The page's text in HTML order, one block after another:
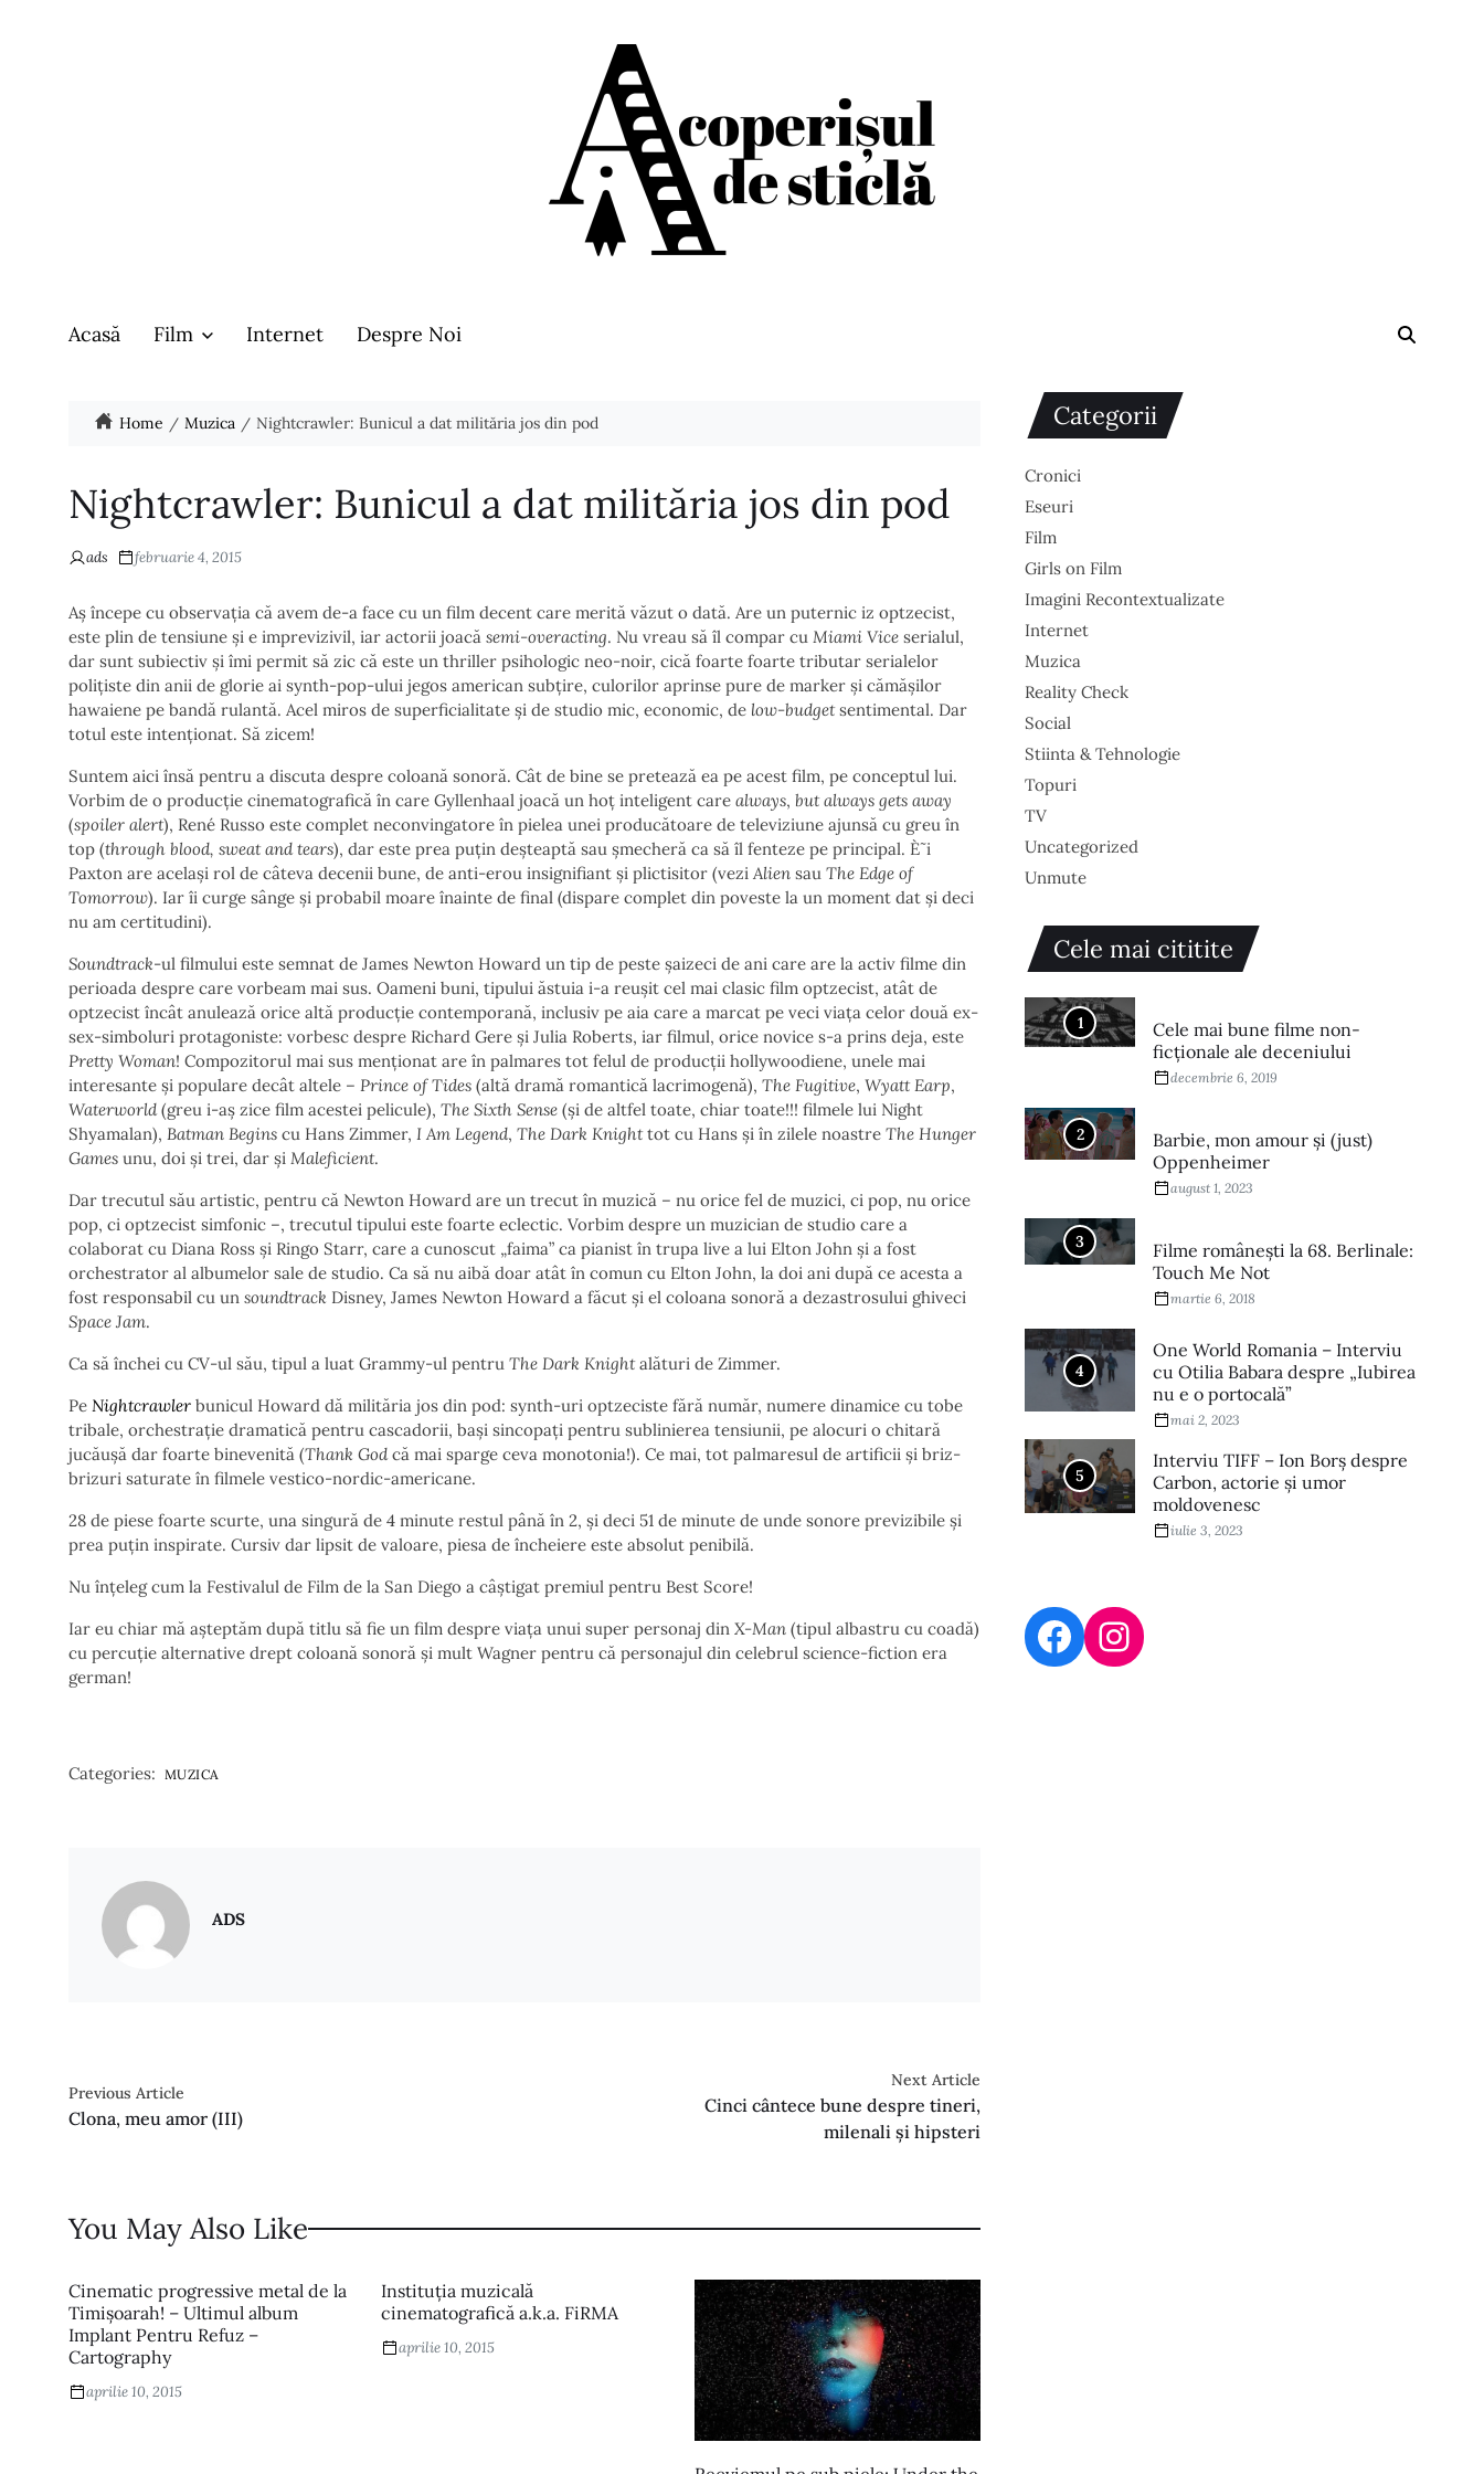
Acasă Film Internet Despre Noi
Home Muzica Nightcrawler: Bunicul a dat milităria jos din pod
Nightcrawler: Bunicul a dat milităria jos din pod
ads februarie 4, 2015
Aș începe cu observația că avem de-a face cu un film decent care merită văzut o dată. Are un puternic iz optzecist,
este plin de tensiune și e imprevizivil, iar actorii joacă semi-overacting. Nu vreau să îl compar cu Miami Vice serialul,
dar sunt subiectiv și îmi permit să zic că este un thriller psihologic neo-noir, cică foarte foarte tributar serialelor
polițiste din anii de glorie ai synth-pop-ului jegos american subțire, culorilor aprinse pure de marker și cămășilor
hawaiene pe bandă rulantă. Acel miros de superficialitate și de studio mic, economic, de low-budgetsentimental. Dar
totul este intenționat. Să zicem!
Suntem aici însă pentru a discuta despre coloană sonoră. Cât de bine se pretează ea pe acest film, pe conceptul lui.
Vorbim de o producție cinematografică în care Gyllenhaal joacă un hoț inteligent care always, but always gets away
(spoiler alert), René Russo este complet neconvingatore în pielea unei producătoare de televiziune ajunsă cu greu în
top (through blood, sweat and tears), dar este prea puțin deșteaptă sau șmecheră ca să îl fenteze pe principal. È˜i
Paxton are același rol de câteva decenii bune, de anti-erou insignifiant și plictisitor (vezi Alien sau The Edge of
Tomorrow). Iar îi curge sânge și probabil moare înainte de final (dispare complet din poveste la un moment dat și deci
nu am certitudini).
Soundtrack-ul filmului este semnat de James Newton Howard un tip de peste șaizeci de ani care are la activ filme din
perioada despre care vorbeam mai sus. Oameni buni, tipului ăstuia i-a reușit cel mai clasic film optzecist, atât de
optzecist încât anulează orice altă producție contemporană, inclusiv pe aia care a marcat pe veci viața celor două ex-
sex-simboluri protagoniste: vorbesc despre Richard Gere și Julia Roberts, iar filmul, orice novice s-a prins deja, este
Pretty Woman! Compozitorul mai sus menționat are în palmares tot felul de producții hollywoodiene, unele mai
interesante și populare decât altele – Prince of Tides (altă dramă romantică lacrimogenă), The Fugitive, Wyatt Earp,
Waterworld(greu i-aș zice film acestei pelicule), The Sixth Sense (și de altfel toate, chiar toate!!! filmele lui Night
Shyamalan), Batman Begins cu Hans Zimmer, I Am Legend, The Dark Knighttot cu Hans și în zilele noastre The Hunger
Games unu, doi și trei, dar și Maleficient.
Dar trecutul său artistic, pentru că Newton Howard are un trecut în muzică – nu orice fel de muzici, ci pop, nu orice
pop, ci optzecist simfonic –, trecutul tipului este foarte eclectic. Vorbim despre un muzician de studio care a
colaborat cu Diana Ross și Ringo Starr, care a cunoscut „faima” ca pianist în trupa live a lui Elton John și a fost
orchestrator al albumelor sale de studio. Ca să nu aibă doar atât în comun cu Elton John, la doi ani după ce acesta a
fost responsabil cu un soundtrack Disney, James Newton Howard a făcut și el coloana sonoră a dezastrosului ghiveci
Space Jam.
Ca să închei cu CV-ul său, tipul a luat Grammy-ul pentru The Dark Knightalături de Zimmer.
Pe Nightcrawler bunicul Howard dă milităria jos din pod: synth-uri optzeciste fără număr, numere dinamice cu tobe
tribale, orchestrație dramatică pentru cascadorii, bași sincopați pentru sublinierea tensiunii, pe alocuri o chitară
jucăușă dar foarte binevenită (Thank Godcă mai sparge ceva monotonia!). Ce mai, tot palmaresul de artificii și briz-
brizuri saturate în filmele vestico-nordic-americane.
28 de piese foarte scurte, una singură de 4 minute restul până în 2, și deci 51 de minute de unde sonore previzibile și
prea puțin inspirate. Cursiv dar lipsit de valoare, piesa de încheiere este absolut penibilă.
Nu înțeleg cum la Festivalul de Film de la San Diego a câștigat premiul pentru Best Score!
Iar eu chiar mă așteptăm după titlu să fie un film despre viața unui super personaj din X-Man (tipul albastru cu coadă)
cu percuție alternative drept coloană sonoră și mult Wagner pentru că personajul din celebrul science-fiction era
german!
Categories: MUZICA
ADS
Previous Article
Clona, meu amor (III)
Next Article
Cinci cântece bune despre tineri,
milenali și hipsteri
You May Also Like
Cinematic progressive metal de la
Timișoarah! – Ultimul album
Implant Pentru Refuz –
Cartography
aprilie 10, 2015
Instituția muzicală
cinematografică a.k.a. FiRMA
aprilie 10, 2015
Categorii
Cronici
Eseuri
Film
Girls on Film
Imagini Recontextualizate
Internet
Muzica
Reality Check
Social
Stiinta & Tehnologie
Topuri
TV
Uncategorized
Unmute
Cele mai cititite
1
Cele mai bune filme non-
ficționale ale deceniului
decembrie 6, 2019
2
Barbie, mon amour și (just)
Oppenheimer
august 1, 2023
3
Filme româneşti la 68. Berlinale:
Touch Me Not
martie 6, 2018
4
One World Romania – Interviu
cu Otilia Babara despre „Iubirea
nu e o portocală”
mai 2, 2023
5
Interviu TIFF – Ion Borș despre
Carbon, actorie și umor
moldovenesc
iulie 3, 2023